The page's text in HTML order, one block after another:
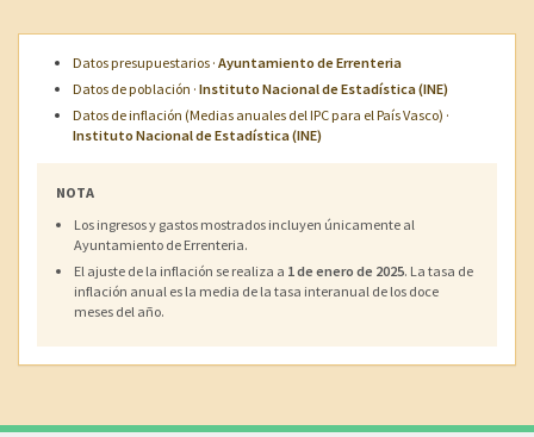
Datos presupuestarios · Ayuntamiento de Errenteria
Datos de población · Instituto Nacional de Estadística (INE)
Datos de inflación (Medias anuales del IPC para el País Vasco) ·
Instituto Nacional de Estadística (INE)
NOTA
Los ingresos y gastos mostrados incluyen únicamente al
Ayuntamiento de Errenteria.
El ajuste de la inflación se realiza a 1 de enero de 2025. La tasa de
inflación anual es la media de la tasa interanual de los doce
meses del año.